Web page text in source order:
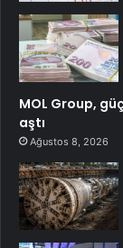
MOL Group,
aştı
Ağustos 8, 2026